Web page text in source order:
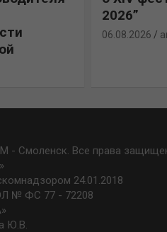
2026”
06.08.2026
- Смоленск. Все права
24.01.2018
№ ФС 77 - 72208
Ю.В.